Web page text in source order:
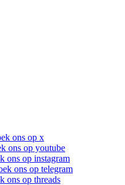
ons op x
ons op youtube
ons op instagram
ons op telegram
ons op threads